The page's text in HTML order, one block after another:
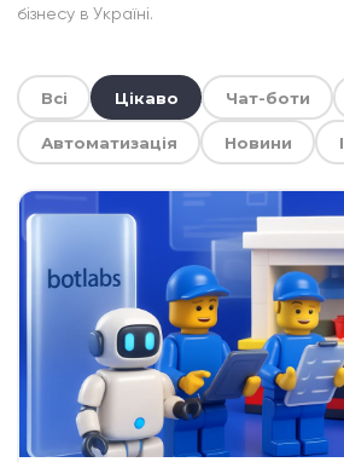
бізнесу в Україні.
Всі Цікаво Чат-боти
Автоматизація Новини